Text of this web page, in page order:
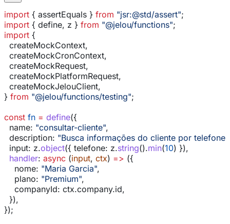
import { assertEquals } from "jsr:@std/assert";
import { define, z } from "@jelou/functions";
import {
  createMockContext
,
  createMockCronContext
,
  createMockRequest
,
  createMockPlatformRequest
,
  createMockJelouClient
,
} from "@jelou/functions/testing";
const fn = define({
  name:
"consultar-cliente",
  description:
"Busca informações do cliente por telefone"
  input:
z.object({ telefone: z.string().min(10) }),
  handler
: async (input, ctx) => ({
    nome:
"Maria Garcia",
    plano:
"Premium",
    companyId:
ctx.company.id,
  }),
});